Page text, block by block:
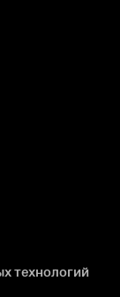
технологий